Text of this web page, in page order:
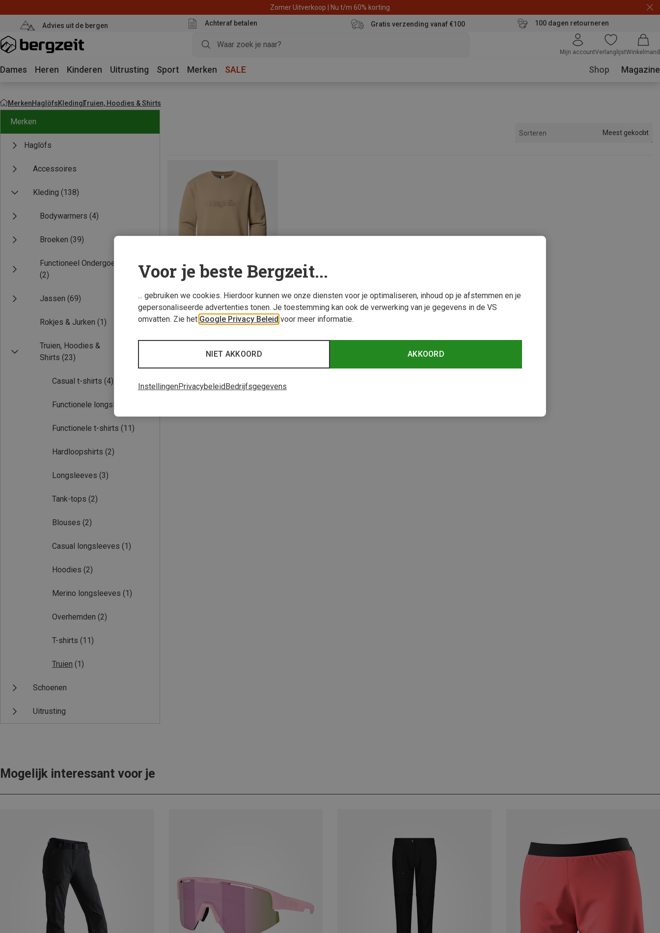
Zomer Uitverkoop | Nu t/m 60% korting
Advies uit de bergen Achteraf betalen Gratis verzending vanaf €100 100 dagen retourneren
Mijn accountVerlanglijstWinkelmand
Dames Heren Kinderen Uitrusting Sport Merken SALE Shop Magazine
MerkenHaglöfsKledingTruien, Hoodies & Shirts
Merken
Haglöfs
Accessoires
Kleding (138)
Bodywarmers (4)
Broeken (39)
Functioneel Ondergoed
(2)
Jassen (69)
Rokjes & Jurken (1)
Truien, Hoodies &
Shirts (23)
Casual t-shirts (4)
Functionele longsleeves
Functionele t-shirts (11)
Hardloopshirts (2)
Longsleeves (3)
Tank-tops (2)
Blouses (2)
Casual longsleeves (1)
Hoodies (2)
Merino longsleeves (1)
Overhemden (2)
T-shirts (11)
Truien (1)
Schoenen
Uitrusting
Sorteren Meest gekocht
Je bespaart 34%
1 van 1 producten bekeken
Mogelijk interessant voor je
Voor je beste Bergzeit...
... gebruiken we cookies. Hierdoor kunnen we onze diensten voor je optimaliseren, inhoud op je afstemmen en je
gepersonaliseerde advertenties tonen. Je toestemming kan ook de verwerking van je gegevens in de VS
omvatten. Zie het Google Privacy Beleid voor meer informatie.
AKKOORD
NIET AKKOORD
InstellingenPrivacybeleidBedrijfsgegevens